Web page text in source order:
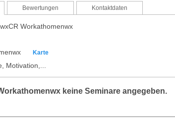
Bewertungen Kontaktdaten
Workathomenwx
Karte
Motivation,...
keine Seminare angegeben.